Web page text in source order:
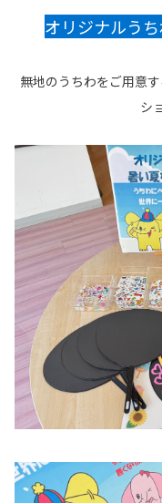
オリジナルう
無地のうちわをご用意
シ